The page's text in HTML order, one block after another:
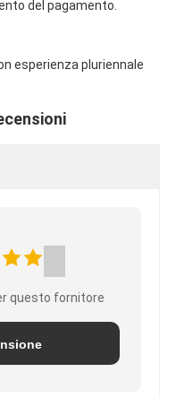
del pagamento.
esperienza pluriennale
questo fornitore